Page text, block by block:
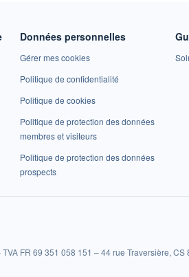
Données personnelles
Gérer mes cookies
Politique de confidentialité
Politique de cookies
Politique de protection des données
membres et visiteurs
Politique de protection des données
prospects
FR 69 351 058 151 – 44 rue Traversière, CS